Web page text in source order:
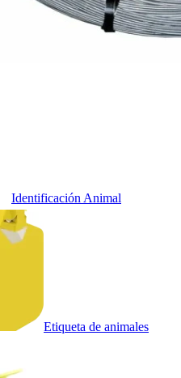
Identificación Animal
Etiqueta de animales